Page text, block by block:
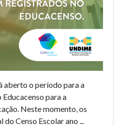
aberto o período para a
para a
Neste momento, os
Censo Escolar ano ...